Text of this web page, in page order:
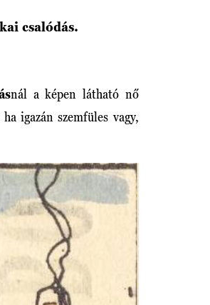
csalódás.
nál a képen látható nő
igazán szemfüles vagy,